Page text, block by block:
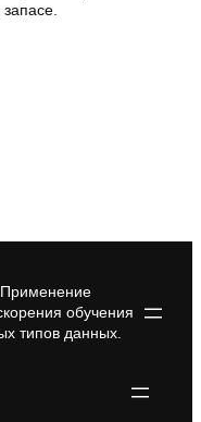
Применение
обучения
типов данных.